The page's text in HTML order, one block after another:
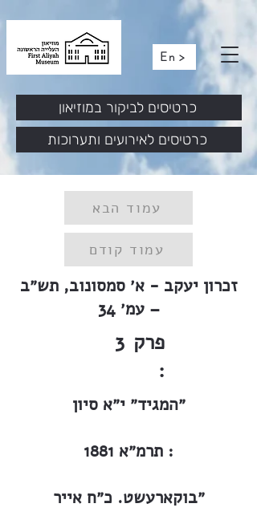
En >
כרטיסים לאירועים ותערוכות
כרטיסים לביקור במוזיאון
עמוד הבא
עמוד קודם
זכרון יעקב - א׳ סמסונוב, תש״ב
– עמ׳ 34
3 פרק
:
״המגיד״ י״א סיון
תרמ״א 1881 :
״בוקארעשט. כ״ח אייר